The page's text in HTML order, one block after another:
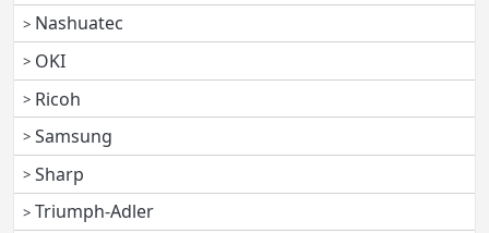
Nashuatec
OKI
Ricoh
Samsung
Sharp
Triumph-Adler